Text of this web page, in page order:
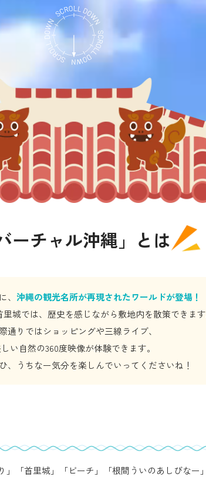
ーチャル沖縄」 とは
、沖縄の観光名所が再現されたワールドが登場！
城では、歴史を感じながら敷地内を散策できます
通りではショッピングや三線ライブ、
い自然の360度映像が体験できます。
、うちなー気分を楽しんでいってくださいね！
「首里城」「ビーチ」「根間ういのあしびなー